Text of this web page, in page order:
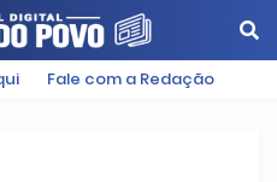
Fale com a Redação